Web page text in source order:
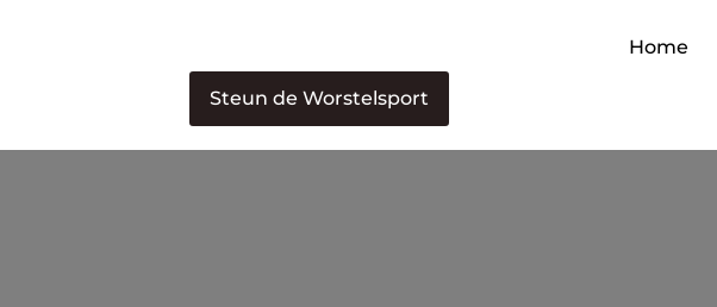
Home
Steun de Worstelsport